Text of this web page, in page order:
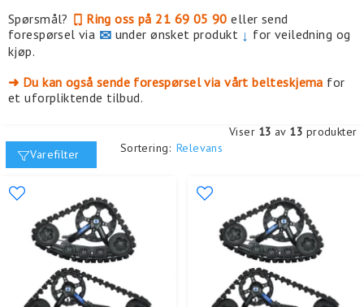
Spørsmål?
Ring oss på 21 69 05 90 eller send
forespørsel via ✉ under ønsket produkt ↓ for veiledning og
kjøp.
➜ Du kan også sende forespørsel via vårt belteskjema for
et uforpliktende tilbud.
Varefilter Sortering: Relevans
Viser 13 av 13 produkter